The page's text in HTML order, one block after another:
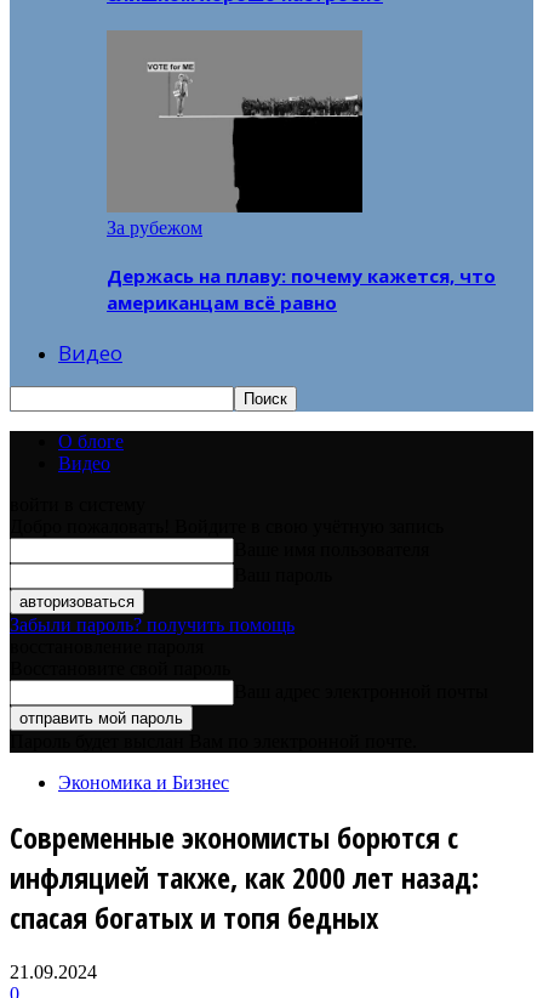
За рубежом
Держась на плаву: почему кажется, что
американцам всё равно
Видео
О блоге
Видео
Забыли пароль? получить помощь
Экономика и Бизнес
Современные экономисты борются с
инфляцией также, как 2000 лет назад:
спасая богатых и топя бедных
21.09.2024